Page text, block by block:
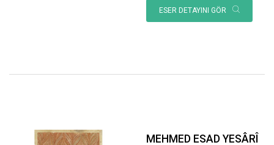
ESER DETAYINI GÖR
MEHMED ESAD YESÂRÎ